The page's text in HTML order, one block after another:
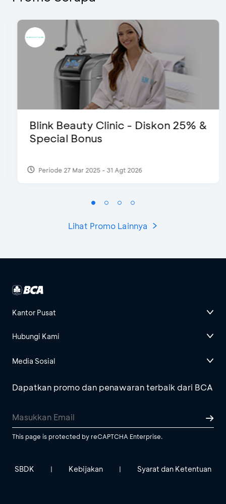
Blink Beauty Clinic - Diskon 25% &
Special Bonus
Periode 27 Mar 2025 - 31 Agt 2026
Lihat Promo Lainnya
Kantor Pusat
Hubungi Kami
Media Sosial
Dapatkan promo dan penawaran terbaik dari BCA
This page is protected by reCAPTCHA Enterprise.
SBDK | Kebijakan | Syarat dan Ketentuan